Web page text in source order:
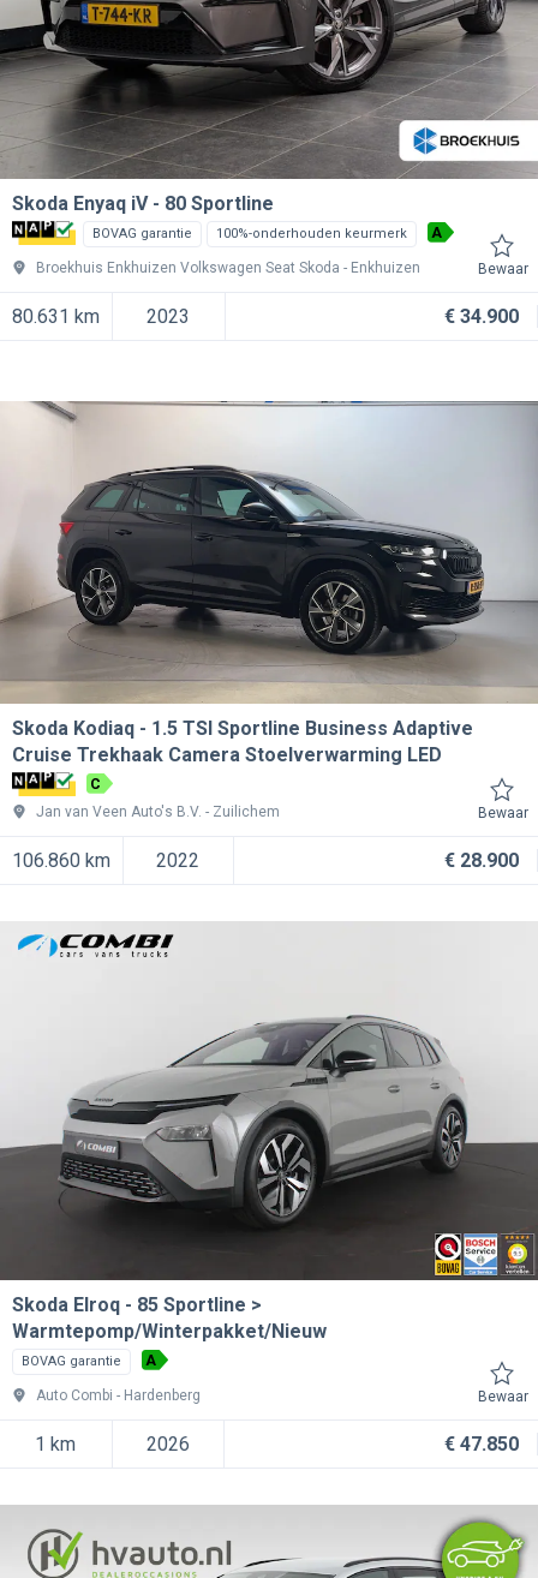
Skoda Enyaq iV 80 Sportline
BOVAG garantie 100%-onderhouden keurmerk A
Broekhuis Enkhuizen Volkswagen Seat Skoda Enkhuizen Bewaar
80.631 km 2023 € 34.900
Skoda Kodiaq
1.5 TSI Sportline Business Adaptive
Cruise Trekhaak Camera Stoelverwarming LED
C
Jan van Veen Auto's B.V.
Zuilichem Bewaar
106.860 km 2022 € 28.900
Skoda Elroq
85 Sportline >
Warmtepomp/Winterpakket/Nieuw
BOVAG garantie A
Auto Combi Hardenberg Bewaar
1 km 2026 € 47.850